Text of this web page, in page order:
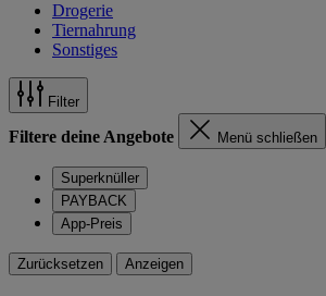
Drogerie
Tiernahrung
Sonstiges
Filter
Filtere deine Angebote Menü schließen
Superknüller
PAYBACK
App-Preis
Zurücksetzen Anzeigen